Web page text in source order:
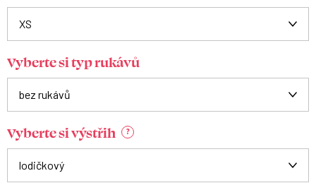
Vyberte si typ rukávů
Vyberte si výstřih ?